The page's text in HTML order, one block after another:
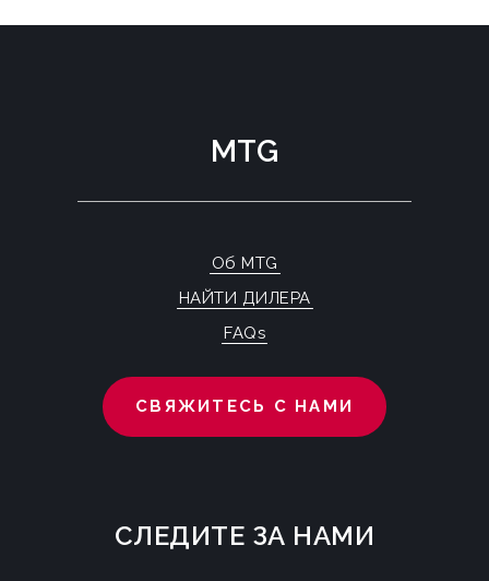
MTG
Об MTG
НАЙТИ ДИЛЕРА
FAQs
СВЯЖИТЕСЬ С НАМИ
СЛЕДИТЕ ЗА НАМИ